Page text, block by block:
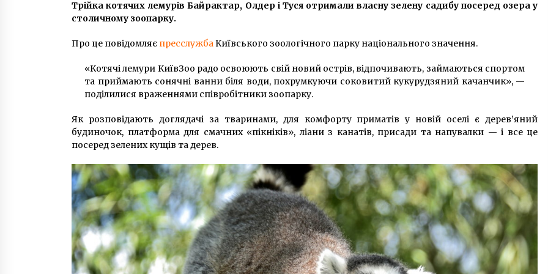
4 роки ago
6 років ago
У Києві вандали розгромили
пам’ятник Сергію Нігояну: фото з
7 років ago
области приватизировал
10 років ago
Рада підтримала зміни до
8 років ago
застряг у пробці
6 років ago
Трійка котячих лемурів Байрактар, Олдер і Туся отримали власну зелену садибу посеред озера у
столичному зоопарку.
Про це повідомляє пресслужбаКиївського зоологічного парку національного значення.
«Котячі лемури КиївЗоо радо освоюють свій новий острів, відпочивають, займаються спортом
та приймають сонячні ванни біля води, похрумкуючи соковитий кукурудзяний качанчик», —
поділилися враженнями співробітники зоопарку.
Як розповідають доглядачі за тваринами, для комфорту приматів у новій оселі є дерев’яний
будиночок, платформа для смачних «пікніків», ліани з канатів, присади та напувалки — і все це
посеред зелених кущів та дерев.